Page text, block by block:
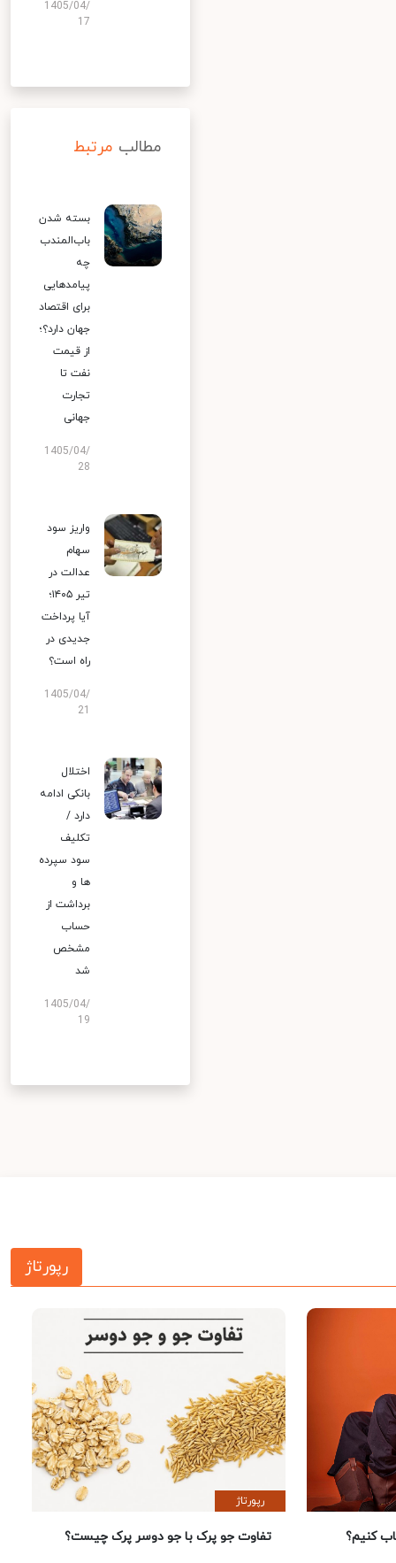
1405/04/
17
مطالب مرتبط
بسته شدن
باب‌المندب
چه
پیامدهایی
برای اقتصاد
جهان دارد؟؛
از قیمت
نفت تا
تجارت
جهانی
1405/04/
28
واریز سود
سهام
عدالت در
تیر ۱۴۰۵؛
آیا پرداخت
جدیدی در
راه است؟
1405/04/
اختلال
بانکی ادامه
دارد /
تکلیف
سود سپرده
ها و
برداشت از
حساب
مشخص
شد
1405/04/
19
رپورتاژ
کنیم؟
رپورتاژ
تفاوت جو پرک با جو دوسر پرک چیست؟